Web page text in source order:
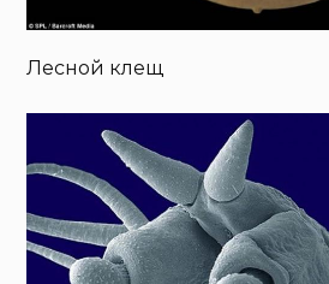
Лесной клещ